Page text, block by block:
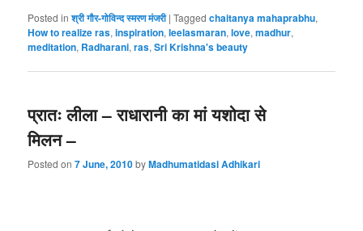
Posted in श्री गौर-गोविन्द स्मरण मंजरी |Tagged chaitanya mahaprabhu,
How to realize ras,inspiration,leelasmaran,love,madhur,
meditation, Radharani,ras,Sri Krishna's beauty
प्रातः लीला – राधारानी का मां यशोदा से
मिलन –
Posted on7 June, 2010byMadhumatidasi Adhikari